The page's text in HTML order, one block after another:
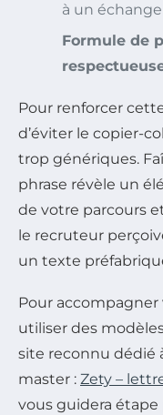
à un
Formule de
Pour renforcer
d’éviter le copier-
trop génériques.
phrase révèle un
de votre parcours
le recruteur
un texte
Pour
utiliser des
site reconnu dédié
master : Zety –
vous guidera